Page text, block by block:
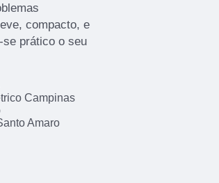
compacto, e
se prático o seu
Campinas
Amaro